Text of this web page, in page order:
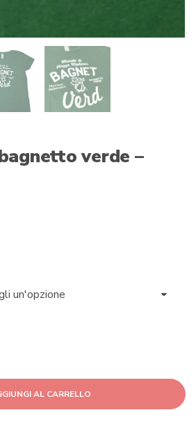
verde –
AL CARRELLO